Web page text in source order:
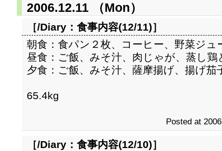
2006.12.11 （Mon）
［/Diary： 食事内容(12/11)］
朝食：食パン２枚、コーヒー、野菜ジュ
昼食：ご飯、みそ汁、肉じゃが、蒸し
夕食：ご飯、みそ汁、薩摩揚げ、揚げ茄
65.4kg
Posted at
［/Diary： 食事内容(12/10)］